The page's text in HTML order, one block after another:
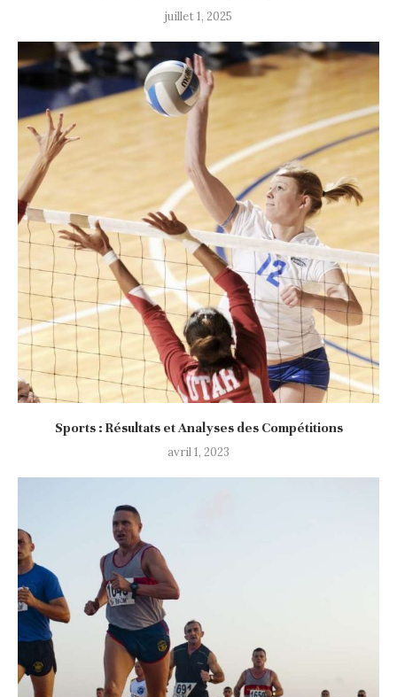
juillet 1, 2025
Sports : Résultats et Analyses des Compétitions
avril 1, 2023